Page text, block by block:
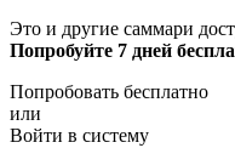
Это и другие саммари
Попробуйте 7 дней
Попробовать бесплатно
или
Войти в систему